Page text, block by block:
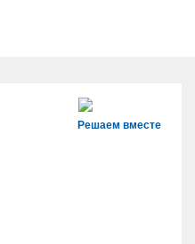
Решаем вместе